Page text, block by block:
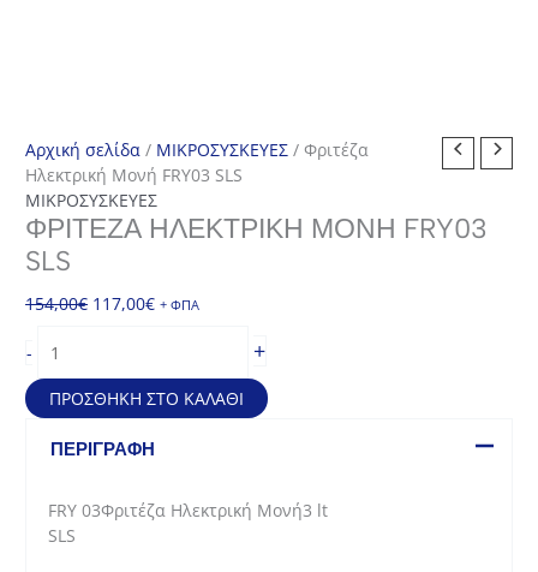
Αρχική σελίδα / ΜΙΚΡΟΣΥΣΚΕΥΕΣ / Φριτέζα
Ηλεκτρική Μονή FRY03 SLS
ΜΙΚΡΟΣΥΣΚΕΥΕΣ
ΦΡΙΤΈΖΑ ΗΛΕΚΤΡΙΚΉ ΜΟΝΉ FRY03
SLS
154,00€ Original
154,00€.
117,00€Η
είναι:
117,00€.
+ ΦΠΑ
-
Ηλεκτρική
Μονή
FRY03
SLS
+
ΠΡΟΣΘΉΚΗ ΣΤΟ ΚΑΛΆΘΙ
ΠΕΡΙΓΡΑΦΉ
FRY 03Φριτέζα Ηλεκτρική Μονή3 lt
SLS